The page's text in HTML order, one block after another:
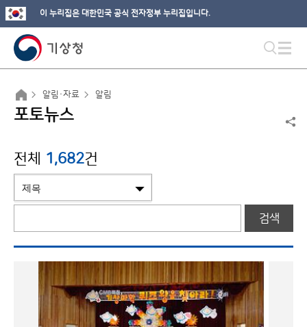
이 누리집은 대한민국 공식 전자정부 누리집입니다.
알림·자료 알림
포토뉴스
전체 1,682건
검색